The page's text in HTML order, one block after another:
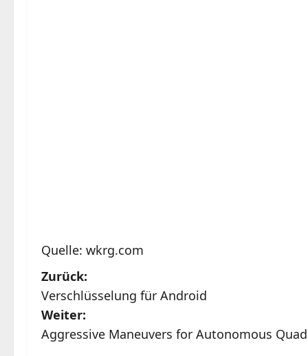
Quelle: wkrg.com
B
e
i
Zurück:
Verschlüsselung für Android
Weiter:
Aggressive Maneuvers for Autonomous